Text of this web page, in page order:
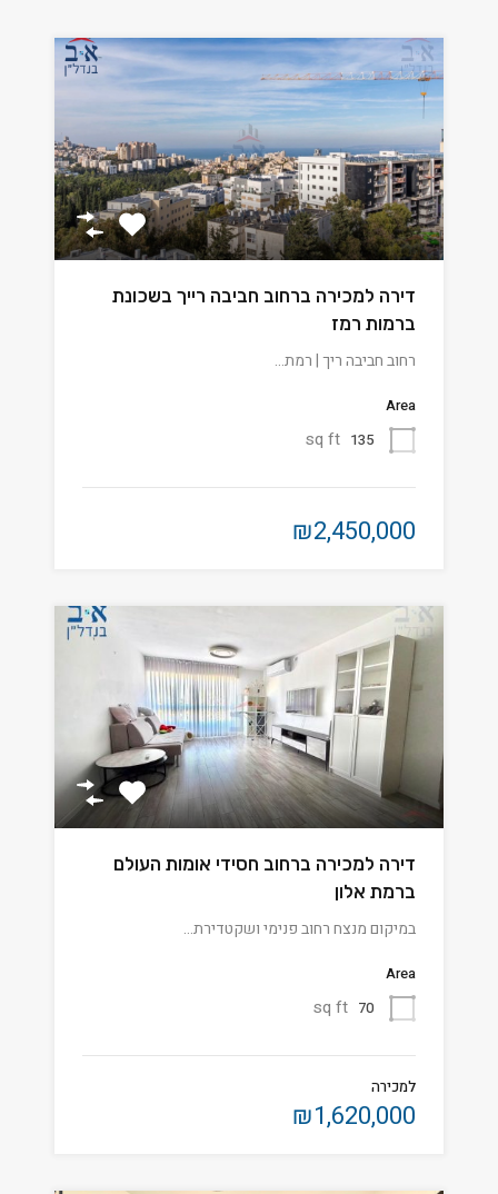
דירה למכירה ברחוב חביבה רייך בשכונת
ברמות רמז
רחוב חביבה ריך | רמת…
Area
135
sq ft
₪2,450,000
דירה למכירה ברחוב חסידי אומות העולם
ברמת אלון
במיקום מנצח רחוב פנימי ושקטדירת…
Area
70
sq ft
למכירה
₪1,620,000